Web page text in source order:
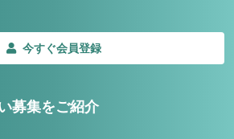
今すぐ会員登録
募集をご紹介